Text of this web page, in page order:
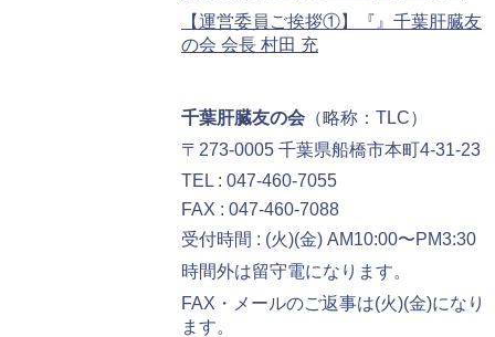
【運営委員ご挨拶①】『』千葉肝臓友
の会 会長 村田 充
千葉肝臓友の会 （略称：TLC）
〒273-0005 千葉県船橋市本町4-31-23
TEL : 047-460-7055
FAX : 047-460-7088
受付時間 : (火)(金) AM10:00〜PM3:30
時間外は留守電になります。
FAX・メールのご返事は(火)(金)になり
ます。